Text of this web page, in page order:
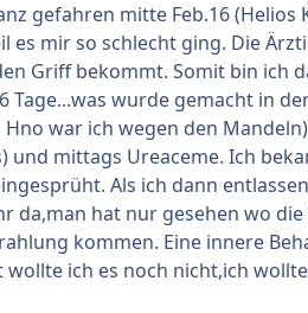
gefahren mitte Feb.16 (Helios
mir so schlecht ging. Die
Griff bekommt. Somit bin ich
wurde gemacht in
war ich wegen den
mittags Ureaceme. Ich
Als ich dann
da,man hat nur gesehen wo
kommen. Eine innere
ich es noch nicht,ich